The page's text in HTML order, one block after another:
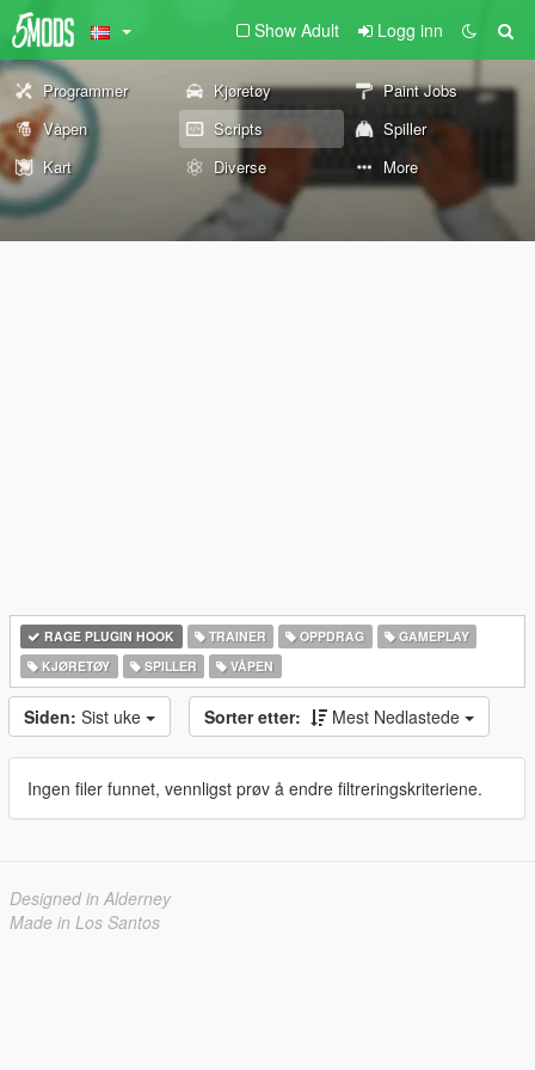
Show Adult Logg inn
Programmer Kjøretøy
Paint Jobs
Våpen
Scripts
Spiller
Kart
Diverse More
RAGE PLUGIN HOOK TRAINER OPPDRAG
GAMEPLAY
KJØRETØY
SPILLER VÅPEN
Siden: Sist uke Sorter etter: Mest Nedlastede
Ingen filer funnet, vennligst prøv å endre filtreringskriteriene.
Designed in Alderney
Made in Los Santos